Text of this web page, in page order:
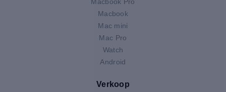
Macbook
Mac mini
Mac Pro
Watch
Android
Verkoop